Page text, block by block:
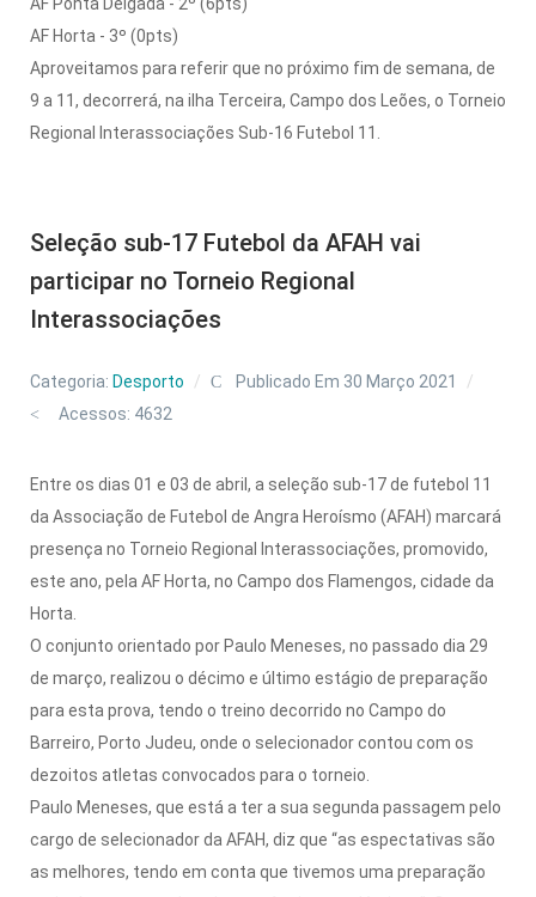
AF Horta - 3º (0pts)
Aproveitamos para referir que no próximo fim de semana, de
9 a 11, decorrerá, na ilha Terceira, Campo dos Leões, o Torneio
Regional Interassociações Sub-16 Futebol 11.
Seleção sub-17 Futebol da AFAH vai
participar no Torneio Regional
Interassociações
Categoria: Desporto
Publicado Em 30 Março 2021
Acessos: 4632
Entre os dias 01 e 03 de abril, a seleção sub-17 de futebol 11
da Associação de Futebol de Angra Heroísmo (AFAH) marcará
presença no Torneio Regional Interassociações, promovido,
este ano, pela AF Horta, no Campo dos Flamengos, cidade da
Horta.
O conjunto orientado por Paulo Meneses, no passado dia 29
de março, realizou o décimo e último estágio de preparação
para esta prova, tendo o treino decorrido no Campo do
Barreiro, Porto Judeu, onde o selecionador contou com os
dezoitos atletas convocados para o torneio.
Paulo Meneses, que está a ter a sua segunda passagem pelo
cargo de selecionador da AFAH, diz que “as espectativas são
as melhores, tendo em conta que tivemos uma preparação